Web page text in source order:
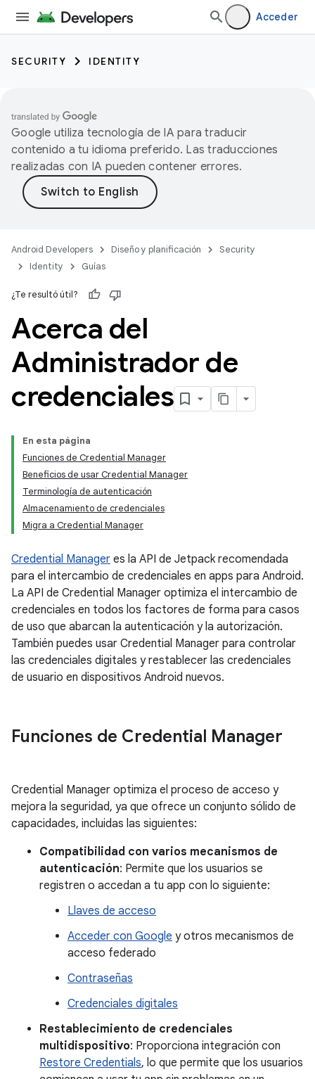
Acceder
SECURITY IDENTITY
Google utiliza tecnología de IA para traducir
contenido a tu idioma preferido. Las traducciones
realizadas con IA pueden contener errores.
Android Developers Diseño y planificación
Security
Identity
Guías
¿Te resultó útil?
Acerca del
Administrador de
credenciales
En esta página
Funciones de Credential Manager
Beneficios de usar Credential Manager
Terminología de autenticación
Almacenamiento de credenciales
Migra a Credential Manager
Credential Manager es la API de Jetpack recomendada
para el intercambio de credenciales en apps para Android.
La API de Credential Manager optimiza el intercambio de
credenciales en todos los factores de forma para casos
de uso que abarcan la autenticación y la autorización.
También puedes usar Credential Manager para controlar
las credenciales digitales y restablecer las credenciales
de usuario en dispositivos Android nuevos.
Funciones de Credential Manager
Credential Manager optimiza el proceso de acceso y
mejora la seguridad, ya que ofrece un conjunto sólido de
capacidades, incluidas las siguientes:
Compatibilidad con varios mecanismos de
autenticación: Permite que los usuarios se
registren o accedan a tu app con lo siguiente:
Llaves de acceso
Acceder con Google y otros mecanismos de
acceso federado
Contraseñas
Credenciales digitales
Restablecimiento de credenciales
multidispositivo: Proporciona integración con
Restore Credentials, lo que permite que los usuarios